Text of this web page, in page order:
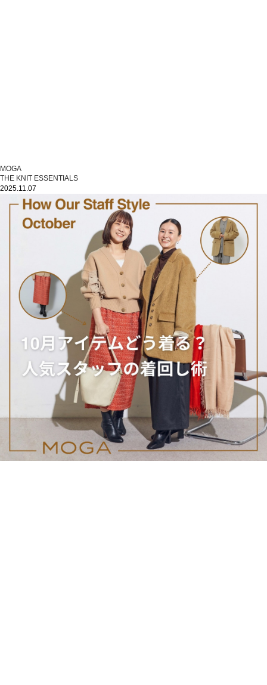
MOGA
THE KNIT ESSENTIALS
2025.11.07